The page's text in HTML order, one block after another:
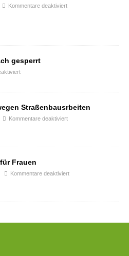
Kommentare deaktiviert
gesperrt
Straßenbausrbeiten
Kommentare deaktiviert
Frauen
Kommentare deaktiviert